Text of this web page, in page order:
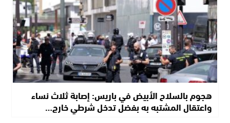
هجوم بالسلاح الأبيض في باريس: إصابة ثلاث نساء
واعتقال المشتبه به بفضل تدخل شرطي خارج…